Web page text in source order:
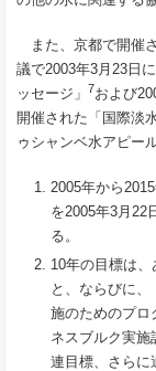
また、京都で開催
議で2003年3月23日
ッセージ」 7および
開催された「国際淡
ゥシャンベ水アピール
2005年から
を2005年3月22
る。
10年の目標は
と、ならびに
施のためのプロ
ネスブルク実施
連目標、さらに